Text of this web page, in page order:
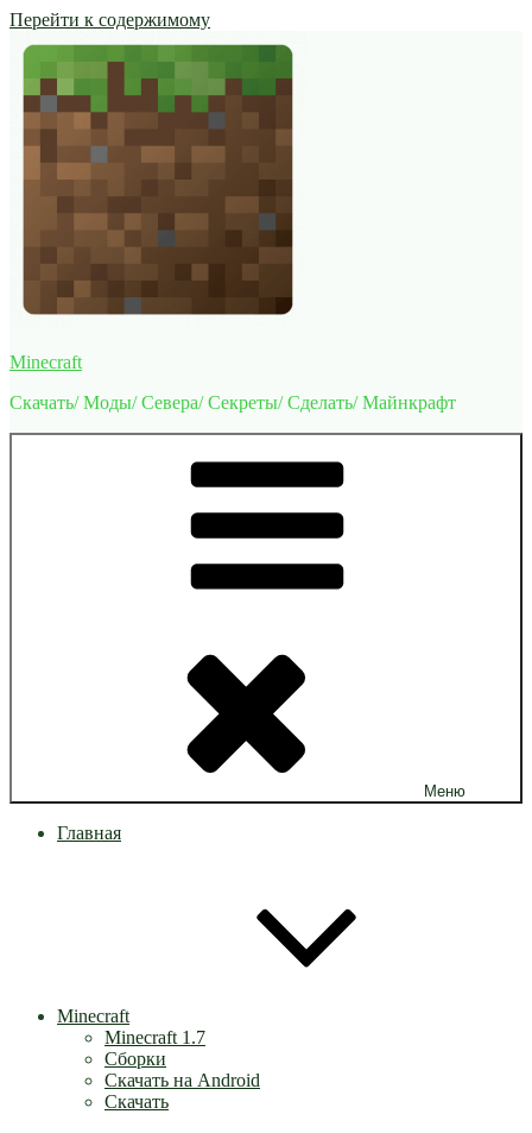
Перейти к содержимому
Minecraft
Скачать/ Моды/ Севера/ Секреты/ Сделать/ Майнкрафт
Меню
Главная
Minecraft
Minecraft 1.7
Сборки
Скачать на Android
Скачать